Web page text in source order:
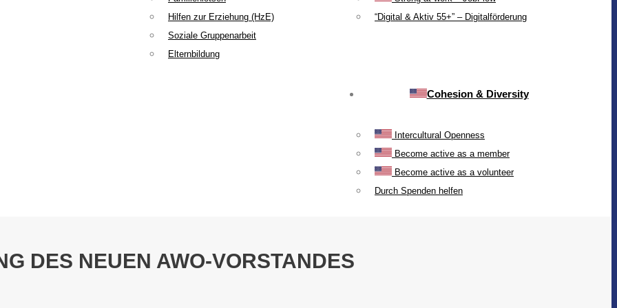
Hilfen zur Erziehung (HzE)
Soziale Gruppenarbeit
Elternbildung
“Digital & Aktiv 55+” – Digitalförderung
Cohesion & Diversity
Intercultural Openness
Become active as a member
Become active as a volunteer
Durch Spenden helfen
DES NEUEN AWO-VORSTANDES